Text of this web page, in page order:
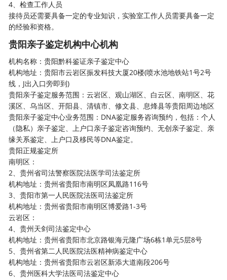
4、检查工作人员
接待员还需要具备一定的专业知识，实验室工作人员需要具备一定
的经验和资格。
贵阳亲子鉴定机构中心机构
机构名称：贵阳黔科鉴证亲子鉴定中心
机构地址：贵阳市云岩区振发科技大厦20楼(喷水池地铁站1号2号
线，J出入口旁即到)
贵阳亲子鉴定服务范围：云岩区、观山湖区、白云区、南明区、花
溪区、乌当区、开阳县、清镇市、修文县、息烽县等贵阳周边地区
贵阳亲子鉴定中心业务范围：DNA鉴定服务咨询预约，包括：个人
（隐私）亲子鉴定、上户口亲子鉴定咨询预约、无创亲子鉴定、亲
缘关系鉴定、上户口及移民等DNA鉴定。
贵阳正规鉴定所
南明区：
2、贵州省司法警察医院法医学司法鉴定所
机构地址：贵州省贵阳市南明区凤凰路116号
3、贵阳市第一人民医院法医司法鉴定所
机构地址：贵州省贵阳市南明区博爱路1-3号
云岩区：
4、贵州天剑司法鉴定中心
机构地址：贵州省贵阳市北京路银海元隆广场6栋1单元5层8号
5、贵州省第二人民医院法医精神病鉴定中心
机构地址：贵州省贵阳市云岩区新添大道南段206号
6、贵州医科大学法医司法鉴定中心